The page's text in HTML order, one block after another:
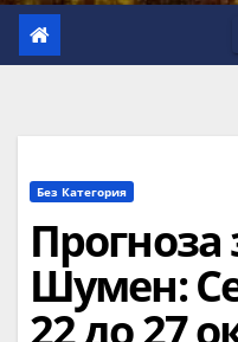
Без Категория
Прогноза
Шумен: